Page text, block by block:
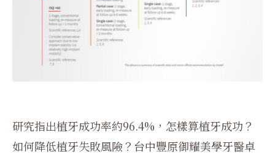
研究指出植牙成功率約96.4%，怎樣算植牙成功？
如何降低植牙失敗風險？台中豐原御耀美學牙醫卓